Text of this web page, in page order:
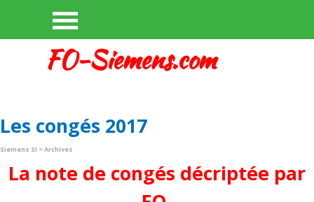
Sauter le menu
FO-Siemens.com
Les congés 2017
Siemens SI > Archives
La note de congés décriptée par